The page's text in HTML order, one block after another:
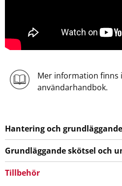
Mer information finns
användarhandbok.
Hantering och
Grundläggande skötsel och
Tillbehör